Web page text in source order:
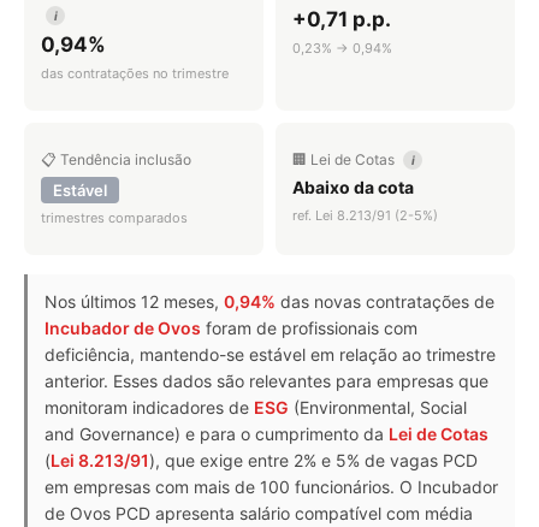
i
0,94%
das contratações no trimestre
+0,71 p.p.
0,23% → 0,94%
📋 Tendência inclusão
Estável
trimestres comparados
🏢 Lei de Cotas i
Abaixo da cota
ref. Lei 8.213/91 (2-5%)
Nos últimos 12 meses, 0,94% das novas contratações de
Incubador de Ovos foram de profissionais com
deficiência, mantendo-se estável em relação ao trimestre
anterior. Esses dados são relevantes para empresas que
monitoram indicadores de ESG (Environmental, Social
and Governance) e para o cumprimento da Lei de Cotas
(Lei 8.213/91), que exige entre 2% e 5% de vagas PCD
em empresas com mais de 100 funcionários. O Incubador
de Ovos PCD apresenta salário compatível com média